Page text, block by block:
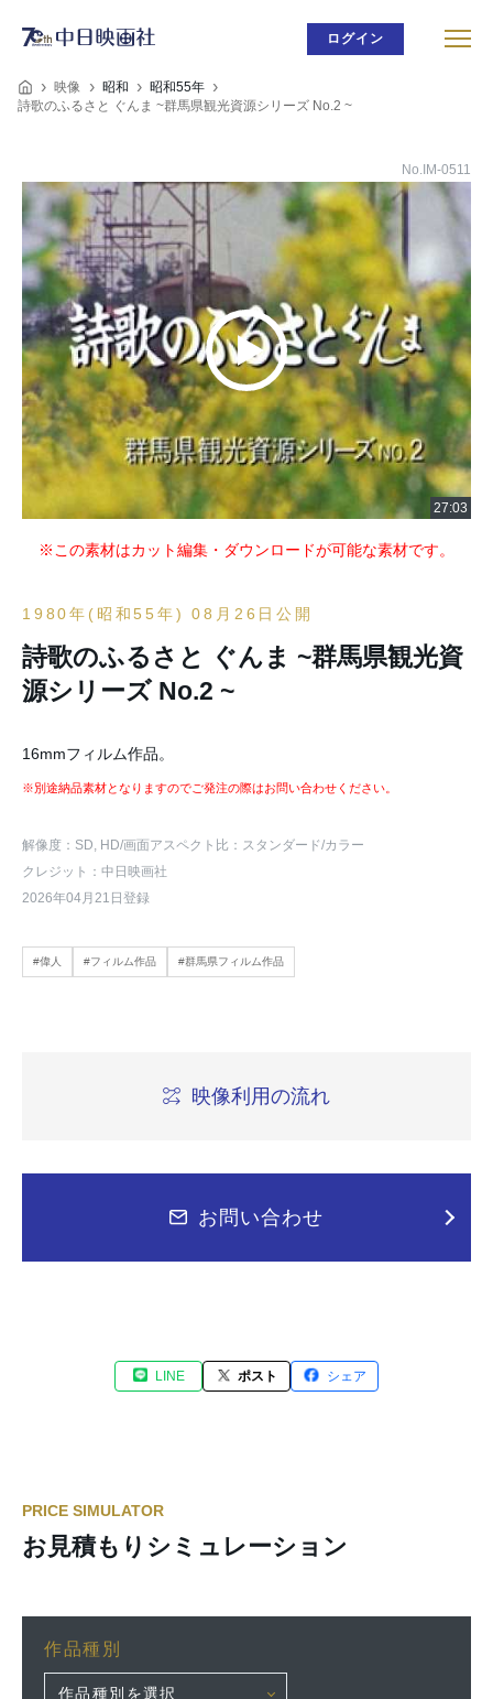
ログイン
映像 昭和
昭和55年
詩歌のふるさと ぐんま ~群馬県観光資源シリーズ No.2 ~
No.IM-0511
※この素材はカット編集・ダウンロードが可能な素材です。
1980年(昭和55年) 08月26日公開
詩歌のふるさと ぐんま ~群馬県観光資
源シリーズ No.2 ~
16mmフィルム作品。
※別途納品素材となりますのでご発注の際はお問い合わせください。
解像度：SD, HD/画面アスペクト比：スタンダード/カラー
クレジット：中日映画社
2026年04月21日登録
#偉人 #フィルム作品 #群馬県フィルム作品
映像利用の流れ
お問い合わせ
LINE ポスト シェア
PRICE SIMULATOR
お見積もりシミュレーション
作品種別